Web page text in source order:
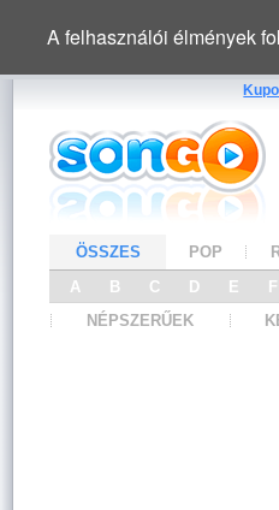
A felhasználói élmények
ÖSSZES POP
A
B C D E F
NÉPSZERŰEK